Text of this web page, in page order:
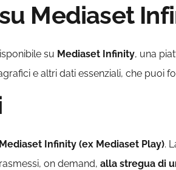
Mediaset
su Mediaset Infinity, una
e altri dati essenziali, che puoi
Mediaset Infinity (ex Mediaset Play).
on demand, alla stregua di